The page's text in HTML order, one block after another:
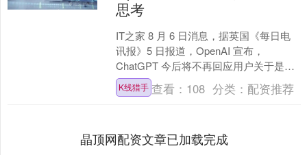
思考
IT之家 8 月 6 日消息，据英国《每日电
讯报》5 日报道，OpenAI 宣布，
ChatGPT 今后将不再回应用户关于是否
应与伴侣分手的问题。在用户就“个人
困....
K线猎手 查看： 108 分类： 配资推荐
晶顶网配资文章已加载完成